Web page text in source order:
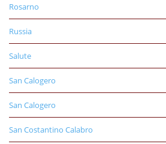
Rosarno
Russia
Salute
San Calogero
San Calogero
San Costantino Calabro